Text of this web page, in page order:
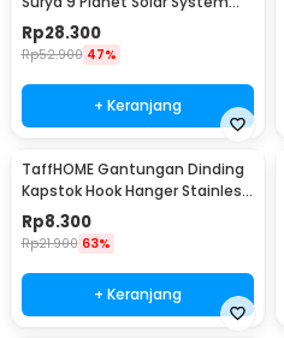
Planetary - 2135
Rp28.300
Rp52.900 47%
+ Keranjang
TaffHOME Gantungan Dinding
Kapstok Hook Hanger Stainless
Steel 201 - MT11
Rp8.300
Rp21.900 63%
+ Keranjang